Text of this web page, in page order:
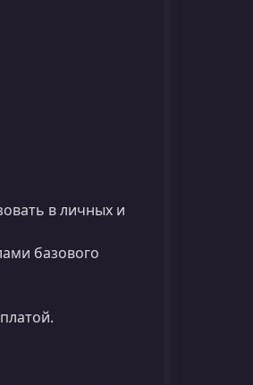
в личных и
базового